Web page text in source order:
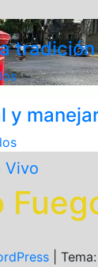
tradición
y